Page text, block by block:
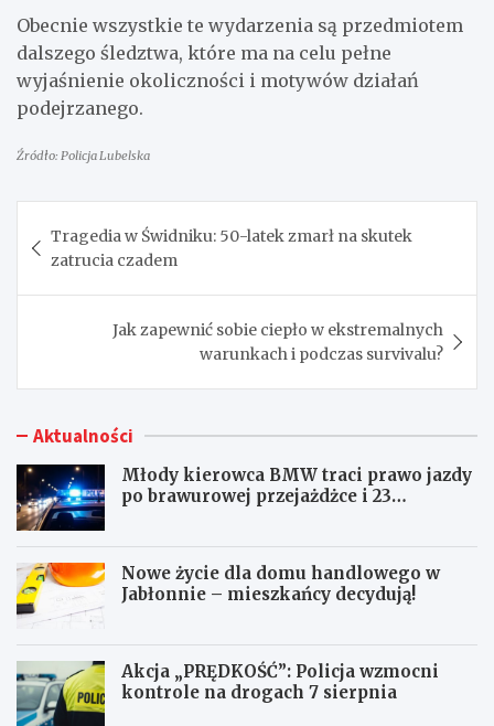
Obecnie wszystkie te wydarzenia są przedmiotem
dalszego śledztwa, które ma na celu pełne
wyjaśnienie okoliczności i motywów działań
podejrzanego.
Źródło: Policja Lubelska
Nawigacja
wpisu
Tragedia w Świdniku: 50-latek zmarł na skutek
zatrucia czadem
Jak zapewnić sobie ciepło w ekstremalnych
warunkach i podczas survivalu?
Aktualności
Młody kierowca BMW traci prawo jazdy
po brawurowej przejażdżce i 23
Nowe życie dla domu handlowego w
Jabłonnie – mieszkańcy decydują!
Akcja „PRĘDKOŚĆ”: Policja wzmocni
kontrole na drogach 7 sierpnia